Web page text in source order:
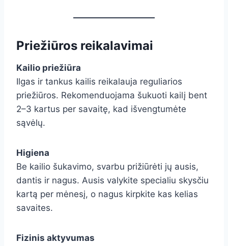
Priežiūros reikalavimai
Kailio priežiūra
Ilgas ir tankus kailis reikalauja reguliarios
priežiūros. Rekomenduojama šukuoti kailį bent
2–3 kartus per savaitę, kad išvengtumėte
sąvėlų.
Higiena
Be kailio šukavimo, svarbu prižiūrėti jų ausis,
dantis ir nagus. Ausis valykite specialiu skysčiu
kartą per mėnesį, o nagus kirpkite kas kelias
savaites.
Fizinis aktyvumas